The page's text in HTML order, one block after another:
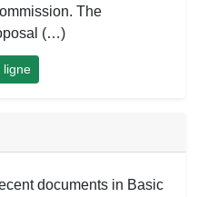
The
(…)
ligne
documents in Basic